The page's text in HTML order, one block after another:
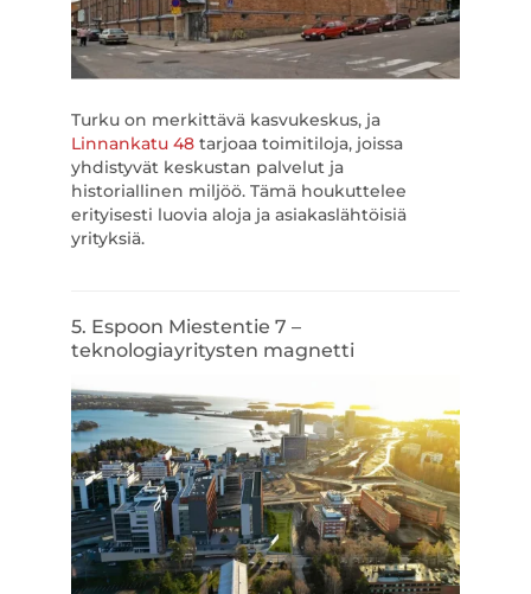
Turku on merkittävä kasvukeskus, ja
Linnankatu 48tarjoaa toimitiloja, joissa
yhdistyvät keskustan palvelut ja
historiallinen miljöö. Tämä houkuttelee
erityisesti luovia aloja ja asiakaslähtöisiä
yrityksiä.
5. Espoon Miestentie 7 –
teknologiayritysten magnetti